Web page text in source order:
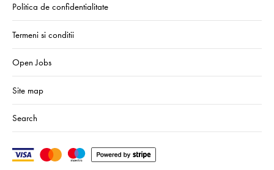
Politica de confidentialitate
Termeni si conditii
Open Jobs
Site map
Search